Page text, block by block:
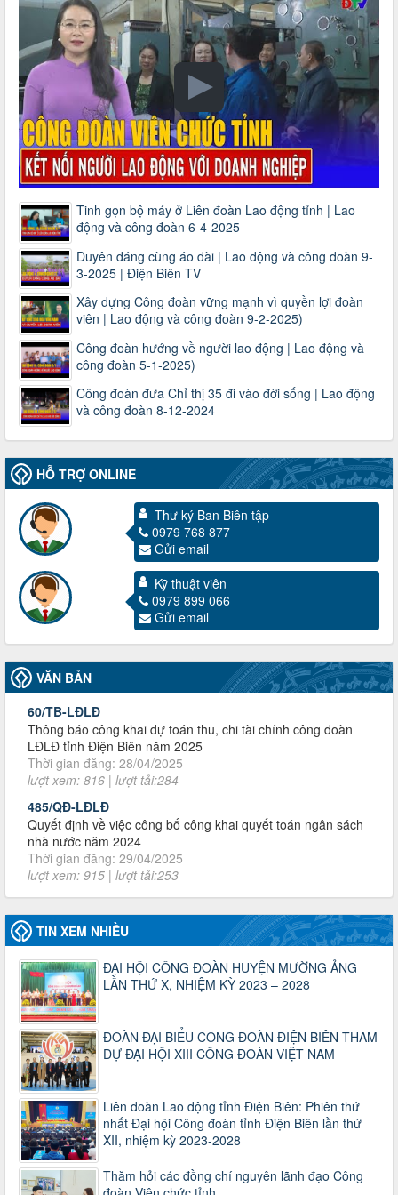
Tinh gọn bộ máy ở Liên đoàn Lao động tỉnh | Lao
động và công đoàn 6-4-2025
Duyên dáng cùng áo dài | Lao động và công đoàn 9-
3-2025 | Điện Biên TV
Xây dựng Công đoàn vững mạnh vì quyền lợi đoàn
viên | Lao động và công đoàn 9-2-2025)
Công đoàn hướng về người lao động | Lao động và
công đoàn 5-1-2025)
Công đoàn đưa Chỉ thị 35 đi vào đời sống | Lao động
và công đoàn 8-12-2024
HỖ TRỢ ONLINE
Thư ký Ban Biên tập
0979 768 877
Gửi email
Kỹ thuật viên
0979 899 066
Gửi email
VĂN BẢN
3716/TLD-TC
Công văn hướng dẫn công tác quả lý tài chính, tài sản công
đoàn khi đơn vị sát nhập, chấm dứt hoạt động
Thời gian đăng: 13/04/2025
60/TB-LĐLĐ
Thông báo công khai dự toán thu, chi tài chính công đoàn
LĐLĐ tỉnh Điện Biên năm 2025
Thời gian đăng: 28/04/2025
lượt xem: 816 | lượt tải:284
485/QĐ-LĐLĐ
Quyết định về việc công bố công khai quyết toán ngân sách
nhà nước năm 2024
Thời gian đăng: 29/04/2025
lượt xem: 915 | lượt tải:253
2930/TLĐ-TC
Công văn số 2930/TLĐ-TC, ngày 31/12/2024 của Tổng
LĐLĐ Việt Nam về việc quy định tỷ lệ phân phối tự động
Công đoàn năm 2025
Thời gian đăng: 06/01/2025
lượt xem: 1066 | lượt tải:437
47-TTCĐ/BTGTU
Thông tin chuyên đề: Một số nôi dung về sắp xếp tổ chức bộ
máy của hệ thống chính trị tinh gọn, hoạt động hiệu lực, hiệu
quả
Thời gian đăng: 25/12/2024
lượt xem: 1221 | lượt tải:339
37/HD-TLĐ
Hướng dẫn Công đoàn với việc tổ chức và hoạt động của
Ban Thanh tra Nhân dân
Thời gian đăng: 27/12/2024
lượt xem: 4944 | lượt tải:1351
35/HD-TLĐ
TIN XEM NHIỀU
ĐẠI HỘI CÔNG ĐOÀN HUYỆN MƯỜNG ẢNG
LẦN THỨ X, NHIỆM KỲ 2023 – 2028
ĐOÀN ĐẠI BIỂU CÔNG ĐOÀN ĐIỆN BIÊN THAM
DỰ ĐẠI HỘI XIII CÔNG ĐOÀN VIỆT NAM
Liên đoàn Lao động tỉnh Điện Biên: Phiên thứ
nhất Đại hội Công đoàn tỉnh Điện Biên lần thứ
XII, nhiệm kỳ 2023-2028
Thăm hỏi các đồng chí nguyên lãnh đạo Công